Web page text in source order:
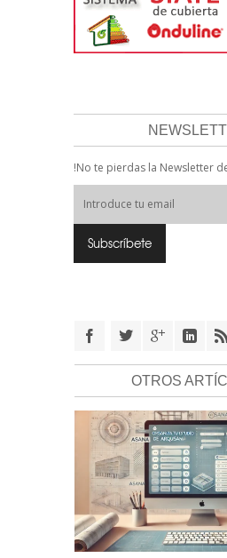
!No te pierdas la Newsletter
OTROS